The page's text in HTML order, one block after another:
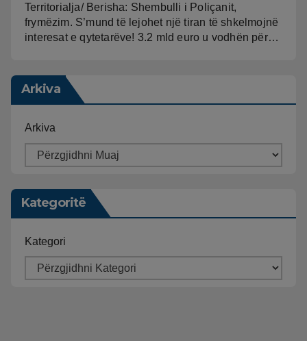
Territorialja/ Berisha: Shembulli i Poliçanit,
frymëzim. S’mund të lejohet një tiran të shkelmojnë
interesat e qytetarëve! 3.2 mld euro u vodhën për…
Arkiva
Arkiva
Kategoritë
Kategori